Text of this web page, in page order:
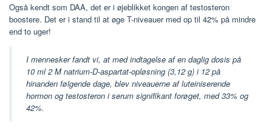
Også kendt som DAA, det er i øjeblikket kongen af ​​testosteron
boostere. Det er i stand til at øge T-niveauer med op til 42% på mindre
end to uger!
I mennesker fandt vi, at med indtagelse af en daglig dosis på
10 ml 2 M natrium-D-aspartat-opløsning (3,12 g) i 12 på
hinanden følgende dage, blev niveauerne af luteiniserende
hormon og testosteron i serum signifikant forøget, med 33% og
42%.